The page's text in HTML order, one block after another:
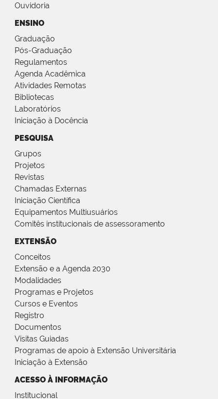
Ouvidoria
ENSINO
Graduação
Pós-Graduação
Regulamentos
Agenda Acadêmica
Atividades Remotas
Bibliotecas
Laboratórios
Iniciação à Docência
PESQUISA
Grupos
Projetos
Revistas
Chamadas Externas
Iniciação Científica
Equipamentos Multiusuários
Comitês institucionais de assessoramento
EXTENSÃO
Conceitos
Extensão e a Agenda 2030
Modalidades
Programas e Projetos
Cursos e Eventos
Registro
Documentos
Visitas Guiadas
Programas de apoio à Extensão Universitária
Iniciação à Extensão
ACESSO À INFORMAÇÃO
Institucional